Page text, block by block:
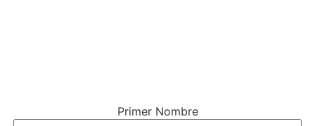
Primer Nombre